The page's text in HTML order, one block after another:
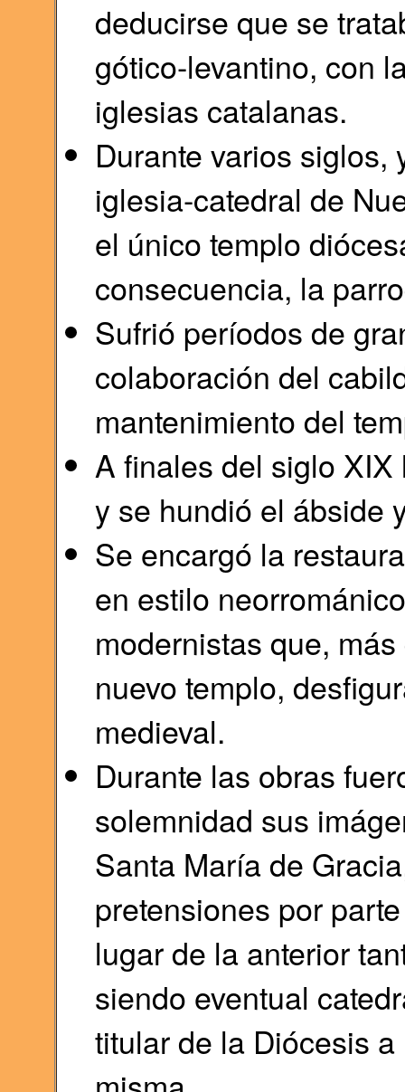
deducirse que se
gótico-levantino, con
iglesias catalanas.
Durante varios siglos,
iglesia-catedral de
el único templo
consecuencia, la
Sufrió períodos de
colaboración del
mantenimiento del
A finales del siglo
y se hundió el ábside
Se encargó la
en estilo
modernistas que,
nuevo templo,
medieval.
Durante las obras
solemnidad sus
Santa María de
pretensiones por
lugar de la anterior
siendo eventual
titular de la Diócesis